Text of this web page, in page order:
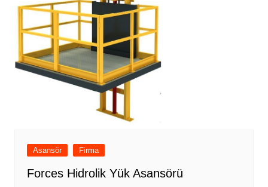
Asansör Firma
Forces Hidrolik Yük Asansörü